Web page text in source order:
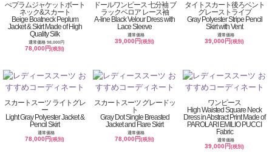
ぺプラムジャケットボート
ネック&スカート
Beige Boatneck Peplum
Jacket & Skirt Made of High
Quality Silk
通常価格 98,000円
78,000円(税別)
ドールワンピース 七分袖 ブ
ラックベロア レース袖
A-line Black Velour Dress with
Lace Sleeve
通常価格
39,000円(税別)
タイトスカート後ろベント
グレーストライプ
Gray Polyester Stripe Pencil
Skirt with Vent
通常価格
39,000円(税別)
スカートスーツ ライトグレ
ー
Light Gray Polyester Jacket &
Pencil Skirt
通常価格
78,000円(税別)
スカートスーツ グレードッ
ト
Gray Dot Single Breasted
Jacket and Flare Skirt
通常価格
78,000円(税別)
ワンピース
High Waisted Square Neck
Dress in Abstract Print Made of
PAROLARI EMILIO PUCCI
Fabric
通常価格
39,000円(税別)